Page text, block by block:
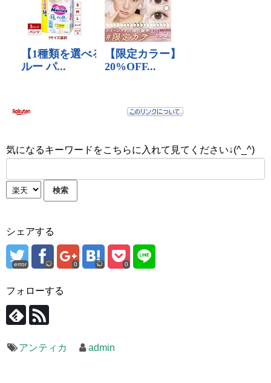
気になるキーワードをこちらに入れて見てください↓(^_^)
シェアする
error 0 0
フォローする
アンティカ admin